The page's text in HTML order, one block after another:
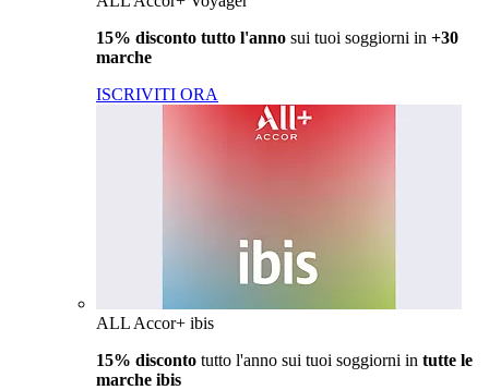
15% disconto tutto l'anno sui tuoi soggiorni in +30
marche
ISCRIVITI ORA
ALL Accor+ ibis
15% disconto tutto l'anno sui tuoi soggiorni in tutte le
marche ibis